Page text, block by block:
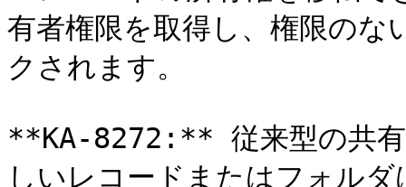
有者権限を取得し、権限のな
クされます。
**KA-8272:** 従来型の共有
しいレコードまたはフォル